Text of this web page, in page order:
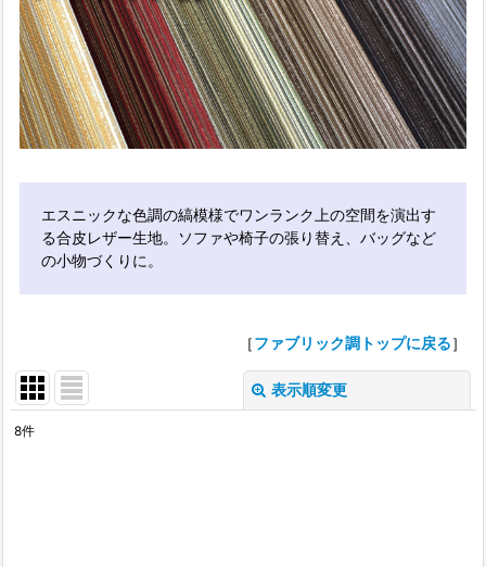
エスニックな色調の縞模様でワンランク上の空間を演出す
る合皮レザー生地。ソファや椅子の張り替え、バッグなど
の小物づくりに。
［ファブリック調トップに戻る］
表示順変更
8件